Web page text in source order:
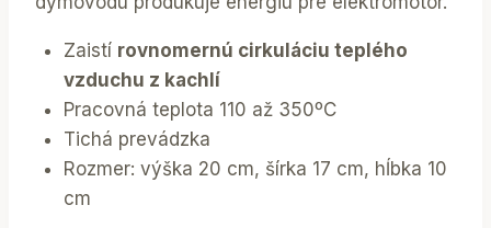
Zaistí rovnomernú cirkuláciu teplého
vzduchu z kachlí
Pracovná teplota 110 až 350ºC
Tichá prevádzka
Rozmer: výška 20 cm, šírka 17 cm, hĺbka 10
cm